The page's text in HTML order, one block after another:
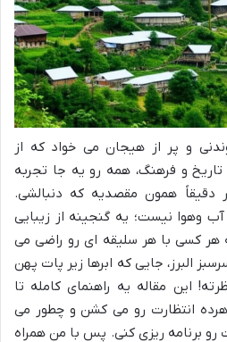
و پر از هیجان می خواد که از
و فرهنگ، همه رو یه جا تجربه
دقیقاً همون مقصدیه که دنبالشی.
وهوا نیست؛ یه گنجینه از زیبایی
هر کسی با هر سلیقه ای رو راضی می
البرز، جایی که ابرها زیر پات پهن
این مقاله یه راهنمای کامله تا
انتظارت رو می کشن و چطور می
برنامه ریزی کنی. پس با من همراه